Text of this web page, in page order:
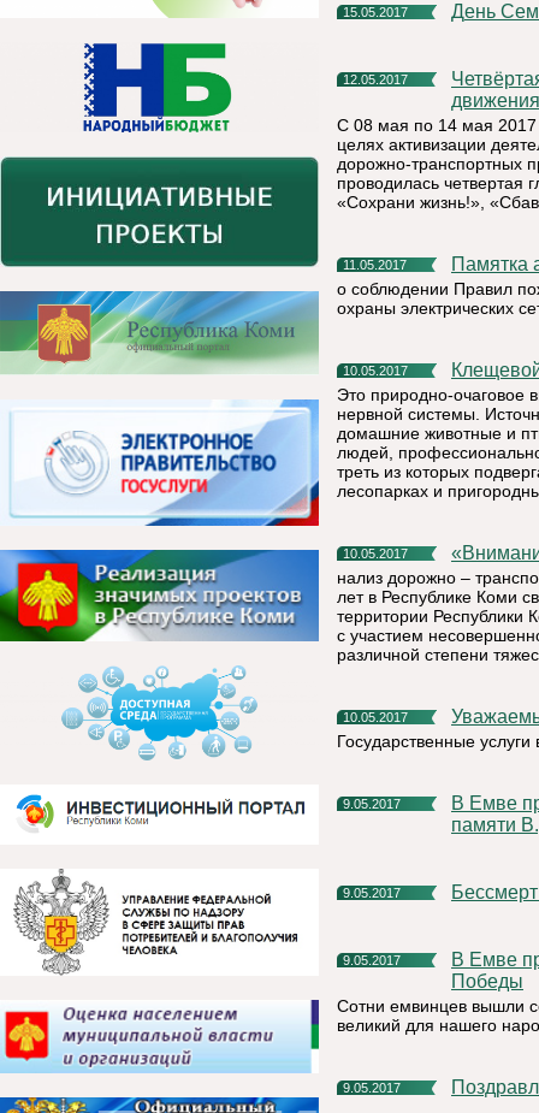
15.05.2017 День
12.05.2017
Четвёртая глобальная неделя безопасности дорожного
С 08 мая по 14 мая 2017
целях активизации
дорожно-транспортных
проводилась четвертая
«Сохрани жизнь!»,
11.05.2017
о соблюдении Правил
охраны электрических
10.05.2017
Это природно-очаговое
нервной системы.
домашние животные и
людей,
треть из которых
лесопарках и
10.05.2017
нализ дорожно –
лет в Республике Коми
территории Республики
с участием
различной степени
10.05.2017
Государственные
9.05.2017
В Емве прошла традиционная Легкоатлетическая эстафета,
памяти
9.05.2017
9.05.2017
В Емве прошло праздничное шествие посвященное Дню
Победы
Сотни емвинцев вышли
великий для нашего
9.05.2017